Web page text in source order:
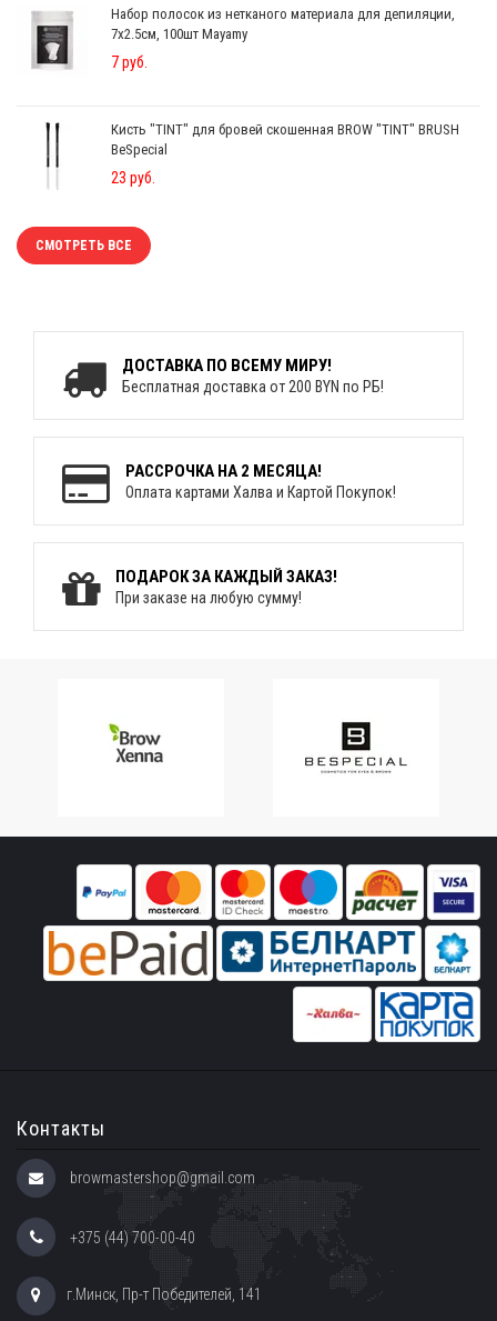
Набор полосок из нетканого материала для депиляции,
7x2.5см, 100шт Mayamy
7 руб.
Кисть "TINT" для бровей скошенная BROW "TINT" BRUSH
BeSpecial
23 руб.
СМОТРЕТЬ ВСЕ
ДОСТАВКА ПО ВСЕМУ МИРУ!
Бесплатная доставка от 200 BYN по РБ!
РАССРОЧКА НА 2 МЕСЯЦА!
Оплата картами Халва и Картой Покупок!
ПОДАРОК ЗА КАЖДЫЙ ЗАКАЗ!
При заказе на любую сумму!
Контакты
browmastershop@gmail.com
+375 (44) 700-00-40
г.Минск, Пр-т Победителей, 141